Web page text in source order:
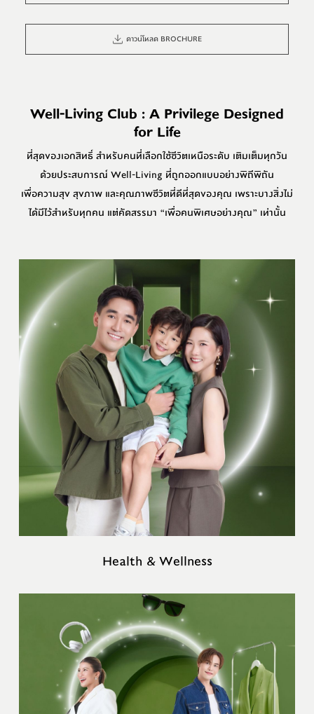
ดาวน์โหลด BROCHURE
Well-Living Club : A Privilege Designed
for Life
ที่สุดของเอกสิทธิ์ สำหรับคนที่เลือกใช้ชีวิตเหนือระดับ เติมเต็มทุกวัน
ด้วยประสบการณ์ Well-Living ที่ถูกออกแบบอย่างพิถีพิถัน
เพื่อความสุข สุขภาพ และคุณภาพชีวิตที่ดีที่สุดของคุณ เพราะบางสิ่งไม่
ได้มีไว้สำหรับทุกคน แต่คัดสรรมา “เพื่อคนพิเศษอย่างคุณ” เท่านั้น
Health & Wellness